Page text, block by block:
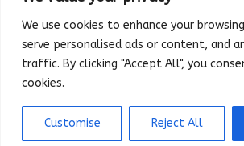
We use cookies to enhance your
serve personalised ads or content, and
traffic. By clicking "Accept All", you
cookies.
Customise Reject All
Verzending & Bezorging
Retouren & Ruilen
© 2026 Vos Autospeciaalzaak. All